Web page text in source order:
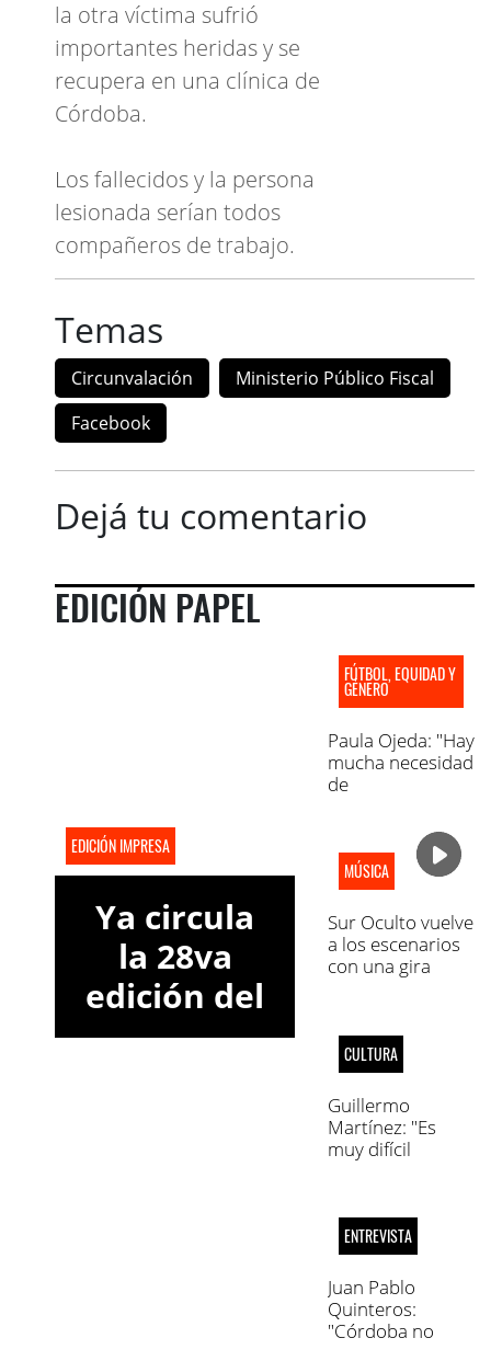
la otra víctima sufrió
importantes heridas y se
recupera en una clínica de
Córdoba.
Los fallecidos y la persona
lesionada serían todos
compañeros de trabajo.
Temas
Circunvalación
Ministerio Público Fiscal
Facebook
Dejá tu comentario
EDICIÓN PAPEL
EDICIÓN IMPRESA
Ya circula
la 28va
edición del
semanario
FÚTBOL, EQUIDAD Y
GÉNERO
Paula Ojeda: "Hay
mucha necesidad
de
MÚSICA
Sur Oculto vuelve
a los escenarios
con una gira
CULTURA
Guillermo
Martínez: "Es
muy difícil
ENTREVISTA
Juan Pablo
Quinteros:
"Córdoba no